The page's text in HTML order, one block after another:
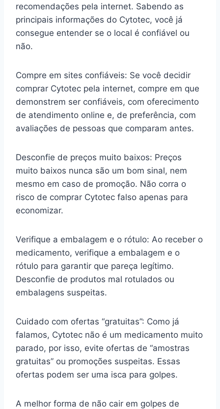
recomendações pela internet. Sabendo as
principais informações do Cytotec, você já
consegue entender se o local é confiável ou
não.
Compre em sites confiáveis: Se você decidir
comprar Cytotec pela internet, compre em que
demonstrem ser confiáveis, com oferecimento
de atendimento online e, de preferência, com
avaliações de pessoas que comparam antes.
Desconfie de preços muito baixos: Preços
muito baixos nunca são um bom sinal, nem
mesmo em caso de promoção. Não corra o
risco de comprar Cytotec falso apenas para
economizar.
Verifique a embalagem e o rótulo: Ao receber o
medicamento, verifique a embalagem e o
rótulo para garantir que pareça legítimo.
Desconfie de produtos mal rotulados ou
embalagens suspeitas.
Cuidado com ofertas “gratuitas”: Como já
falamos, Cytotec não é um medicamento muito
parado, por isso, evite ofertas de “amostras
gratuitas” ou promoções suspeitas. Essas
ofertas podem ser uma isca para golpes.
A melhor forma de não cair em golpes de